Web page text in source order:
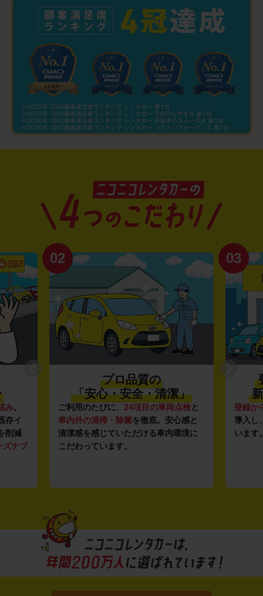
み。
存イ
削減
ズナブ
02
プロ品質の
「安心・安全・清潔」
ご利用のたびに、 24項目の車両点検と
車内外の清掃・除菌を徹底。安心感と
清潔感を感じていただける車内環境に
こだわっています。
03
登録か
導入し
います